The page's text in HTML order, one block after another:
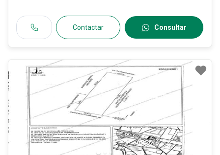
Contactar Consultar